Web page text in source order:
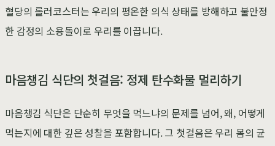
혈당의 롤러코스터는 우리의 평온한 의식 상태를 방해하고 불안정
한 감정의 소용돌이로 우리를 이끕니다.
마음챙김 식단의 첫걸음: 정제 탄수화물 멀리하기
마음챙김 식단은 단순히 무엇을 먹느냐의 문제를 넘어, 왜, 어떻게
먹는지에 대한 깊은 성찰을 포함합니다. 그 첫걸음은 우리 몸의 균